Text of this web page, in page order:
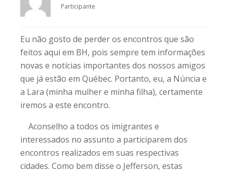
Participante
Eu não gosto de perder os encontros que são
feitos aqui em BH, pois sempre tem informações
novas e notícias importantes dos nossos amigos
que já estão em Québec. Portanto, eu, a Núncia e
a Lara (minha mulher e minha filha), certamente
iremos a este encontro.
Aconselho a todos os imigrantes e
interessados no assunto a participarem dos
encontros realizados em suas respectivas
cidades. Como bem disse o Jefferson, estas